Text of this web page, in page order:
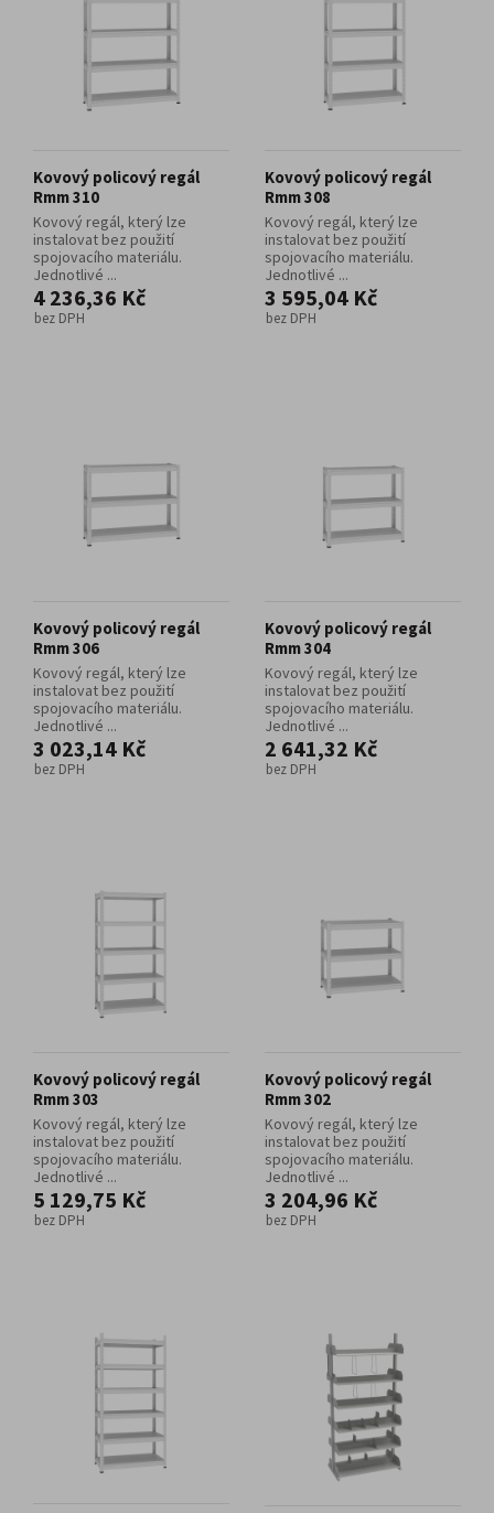
Kovový policový regál
Rmm 310
Kovový regál, který lze
instalovat bez použití
spojovacího materiálu.
Jednotlivé ...
4 236,36 Kč
bez DPH
Kovový policový regál
Rmm 308
Kovový regál, který lze
instalovat bez použití
spojovacího materiálu.
Jednotlivé ...
3 595,04 Kč
bez DPH
Kovový policový regál
Rmm 306
Kovový regál, který lze
instalovat bez použití
spojovacího materiálu.
Jednotlivé ...
3 023,14 Kč
bez DPH
Kovový policový regál
Rmm 304
Kovový regál, který lze
instalovat bez použití
spojovacího materiálu.
Jednotlivé ...
2 641,32 Kč
bez DPH
Kovový policový regál
Rmm 303
Kovový regál, který lze
instalovat bez použití
spojovacího materiálu.
Jednotlivé ...
5 129,75 Kč
bez DPH
Kovový policový regál
Rmm 302
Kovový regál, který lze
instalovat bez použití
spojovacího materiálu.
Jednotlivé ...
3 204,96 Kč
bez DPH